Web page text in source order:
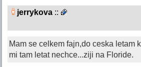
jerrykova ::
Mam se celkem fajn,do ceska letam
mi tam letat nechce...ziji na Floride.